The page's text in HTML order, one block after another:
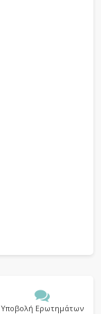
Υποβολή Ερωτημάτων